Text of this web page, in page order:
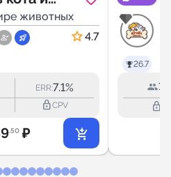
не та
животных
4.7
ERR:7.1%
lock_outlineCPV
.50 ₽
26.7
lock_outline